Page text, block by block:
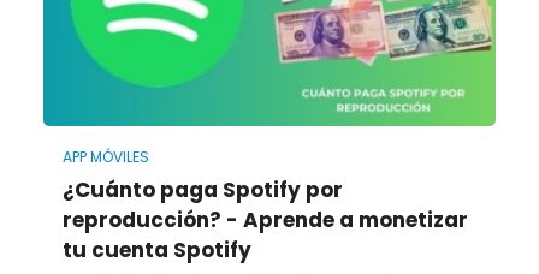
APP MÓVILES
¿Cuánto paga Spotify por
reproducción? - Aprende a monetizar
tu cuenta Spotify